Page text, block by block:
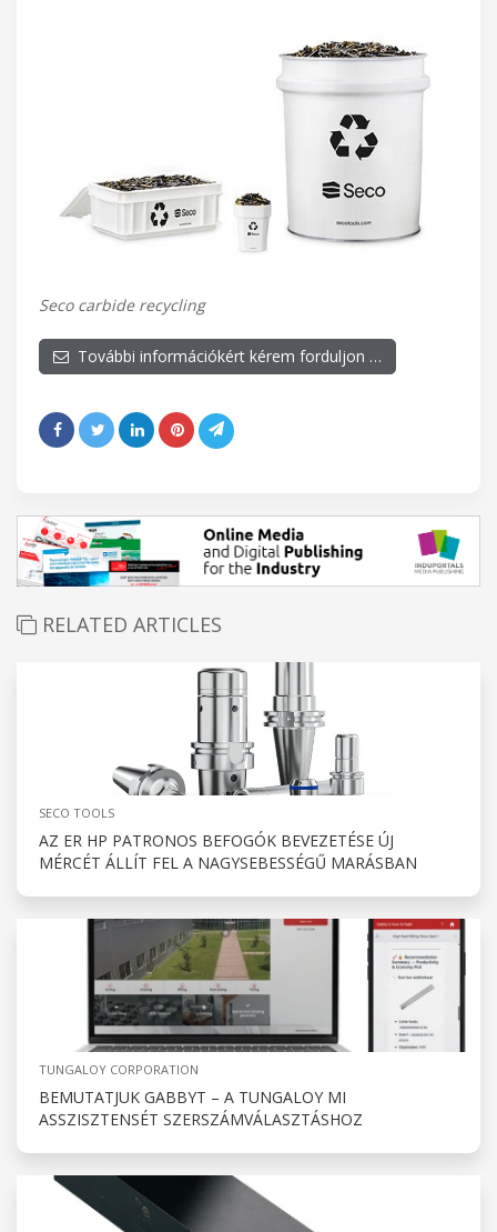
Seco carbide recycling
További információkért kérem forduljon …
RELATED ARTICLES
SECO TOOLS
AZ ER HP PATRONOS BEFOGÓK BEVEZETÉSE ÚJ
MÉRCÉT ÁLLÍT FEL A NAGYSEBESSÉGŰ MARÁSBAN
TUNGALOY CORPORATION
BEMUTATJUK GABBYT – A TUNGALOY MI
ASSZISZTENSÉT SZERSZÁMVÁLASZTÁSHOZ